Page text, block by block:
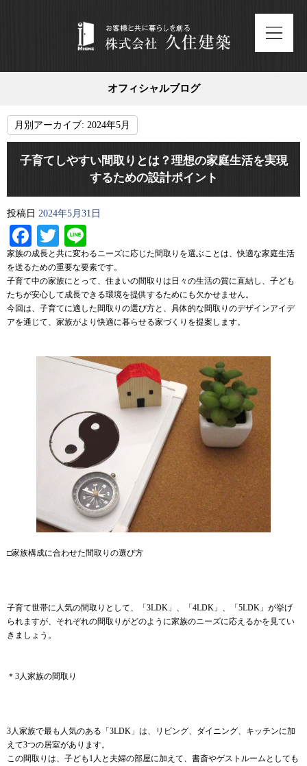
オフィシャルブログ
月別アーカイブ: 2024年5月
子育てしやすい間取りとは？理想の家庭生活を実現
するための設計ポイント
投稿日 2024年5月31日
Facebook
Twitter
家族の成長と共に変わるニーズに応じた間取りを選ぶことは、快適な家庭生活
を送るための重要な要素です。
子育て中の家族にとって、住まいの間取りは日々の生活の質に直結し、子ども
たちが安心して成長できる環境を提供するためにも欠かせません。
今回は、子育てに適した間取りの選び方と、具体的な間取りのデザインアイデ
アを通じて、家族がより快適に暮らせる家づくりを提案します。
□家族構成に合わせた間取りの選び方
子育て世帯に人気の間取りとして、「3LDK」、「4LDK」、「5LDK」が挙げ
られますが、それぞれの間取りがどのように家族のニーズに応えるかを見てい
きましょう。
＊3人家族の間取り
3人家族で最も人気のある「3LDK」は、リビング、ダイニング、キッチンに加
えて3つの居室があります。
この間取りは、子ども1人と夫婦の部屋に加えて、書斎やゲストルームとしても